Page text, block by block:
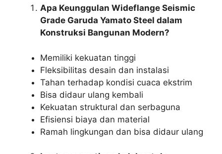
Apa Keunggulan Wideflange Seismic
Grade Garuda Yamato Steel dalam
Konstruksi Bangunan Modern?
Memiliki kekuatan tinggi
Fleksibilitas desain dan instalasi
Tahan terhadap kondisi cuaca ekstrim
Bisa didaur ulang kembali
Kekuatan struktural dan serbaguna
Efisiensi biaya dan material
Ramah lingkungan dan bisa didaur ulang